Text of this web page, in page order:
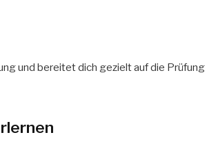
und bereitet dich gezielt auf die Prüfung